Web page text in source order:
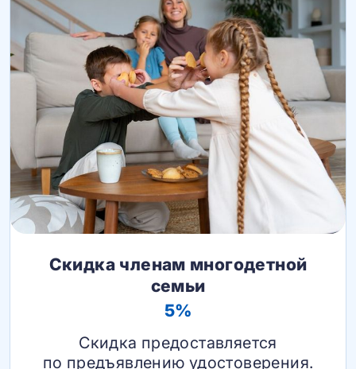
Скидка членам многодетной
семьи
5%
Скидка предоставляется
по предъявлению удостоверения.